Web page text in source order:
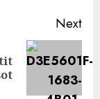
Next